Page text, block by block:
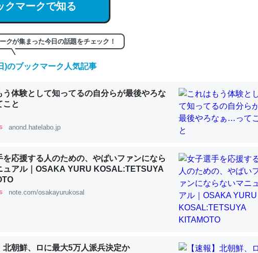
記事。32768トークンだと英語小説100ページ分くらい。小説でいう「ずっと前
は回収されないけど、短期記憶というには多い分量。進化すればするほど分かり
:: 【研究発表】昆虫学の大問題＝「昆虫はなぜ海にいないのか」に関する新仮説
って面白い。海にいる鋏角類（カブトガニ・ウミグモ）はカルシウムを使わずキ
クマークで知る
クが集まった今日の話題をチェック！
)のブックマーク人気記事
う体験として知ってるの自分らが最後やろな
こと
anond.hatelabo.jp
を応援する人のための、やばいファンになら
ュアル｜OSAKA YURU KOSAL:TETSUYA
note.com/osakayurukosal
北朝鮮、ロに最大5万人派兵決定か